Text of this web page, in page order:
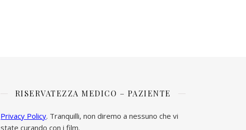
RISERVATEZZA MEDICO – PAZIENTE
Privacy Policy. Tranquilli, non diremo a nessuno che vi
state curando con i film.